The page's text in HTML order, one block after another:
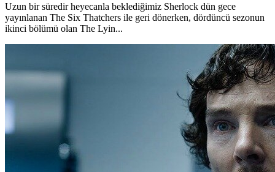
Uzun bir süredir heyecanla beklediğimiz Sherlock dün gece
yayınlanan The Six Thatchers ile geri dönerken, dördüncü sezonun
ikinci bölümü olan The Lyin...